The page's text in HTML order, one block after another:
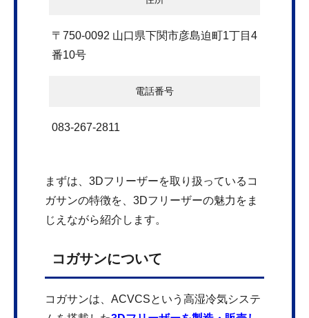
〒750-0092 山口県下関市彦島迫町1丁目4
番10号
電話番号
083-267-2811
まずは、3Dフリーザーを取り扱っているコ
ガサンの特徴を、3Dフリーザーの魅力をま
じえながら紹介します。
コガサンについて
コガサンは、ACVCSという高湿冷気システ